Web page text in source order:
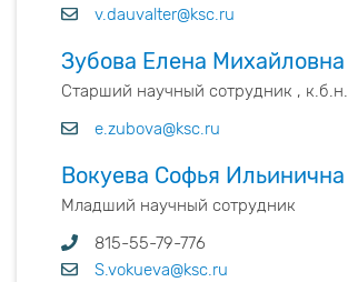
v.dauvalter@ksc.ru
Зубова Елена Михайловна
Старший научный сотрудник , к.б.н.
e.zubova@ksc.ru
Вокуева Софья Ильинична
Младший научный сотрудник
815-55-79-776
S.vokueva@ksc.ru